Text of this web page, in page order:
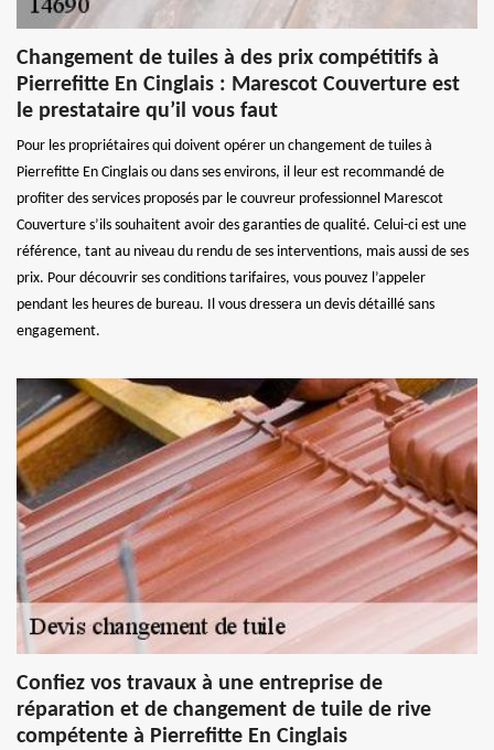
Changement de tuiles à des prix compétitifs à
Pierrefitte En Cinglais : Marescot Couverture est
le prestataire qu’il vous faut
Pour les propriétaires qui doivent opérer un changement de tuiles à
Pierrefitte En Cinglais ou dans ses environs, il leur est recommandé de
profiter des services proposés par le couvreur professionnel Marescot
Couverture s’ils souhaitent avoir des garanties de qualité. Celui-ci est une
référence, tant au niveau du rendu de ses interventions, mais aussi de ses
prix. Pour découvrir ses conditions tarifaires, vous pouvez l’appeler
pendant les heures de bureau. Il vous dressera un devis détaillé sans
engagement.
Confiez vos travaux à une entreprise de
réparation et de changement de tuile de rive
compétente à Pierrefitte En Cinglais